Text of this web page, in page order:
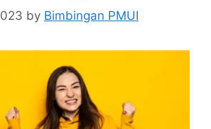
by Bimbingan PMUI